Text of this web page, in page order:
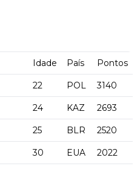
Idade País Pontos
22 POL 3140
24 KAZ 2693
25 BLR 2520
30 EUA 2022